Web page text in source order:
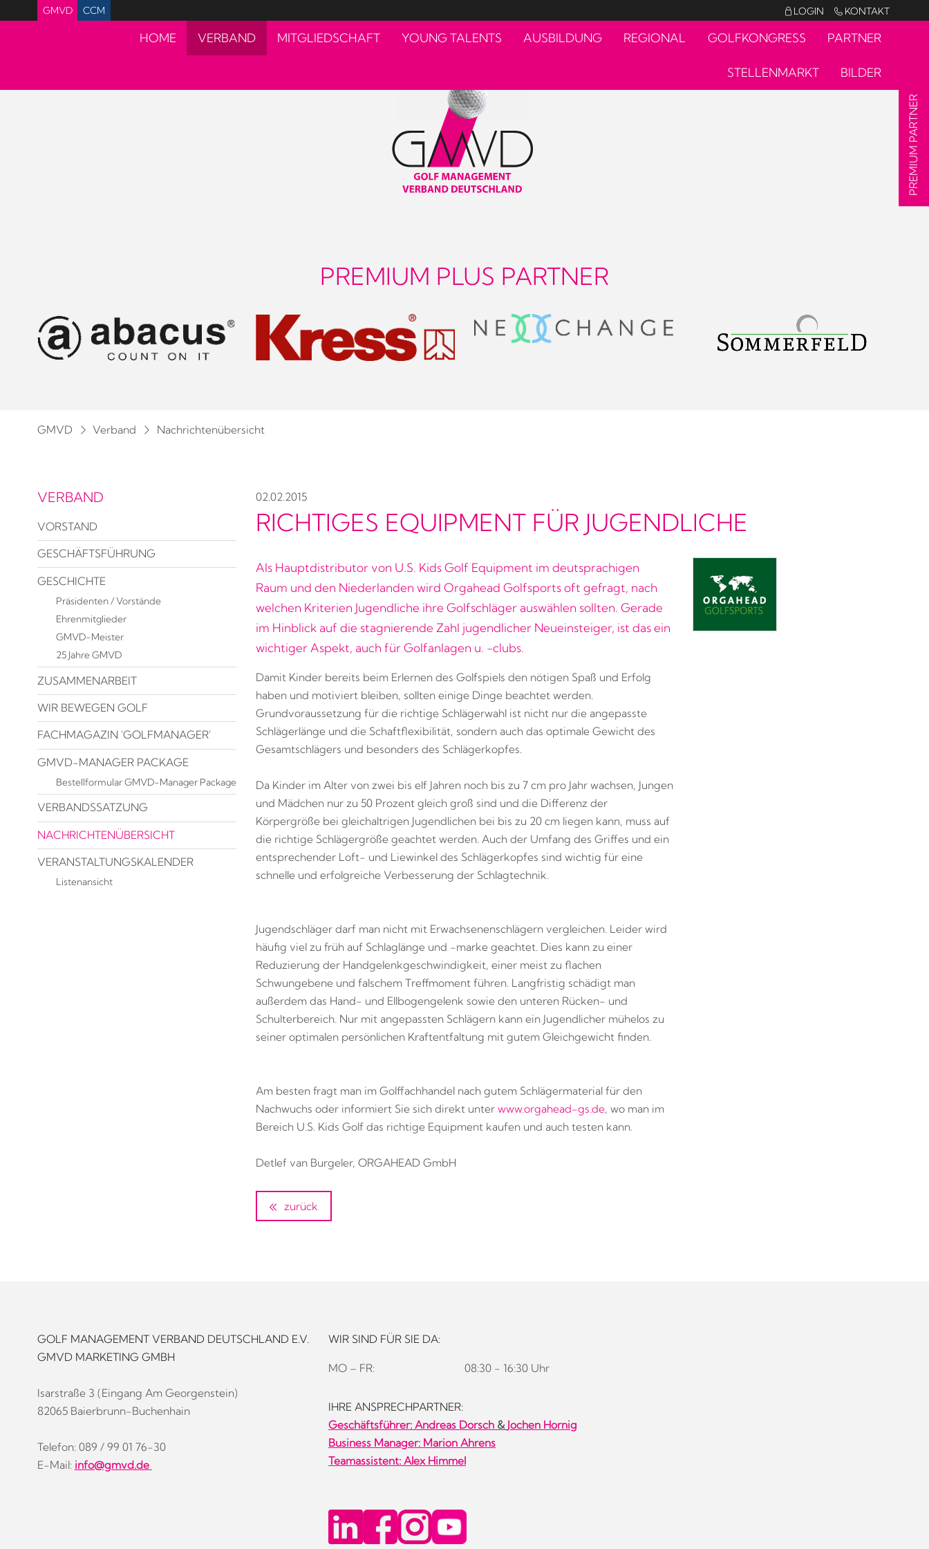
GMVD CCM  LOGIN  KONTAKT
HOME VERBAND MITGLIEDSCHAFT YOUNG TALENTS AUSBILDUNG REGIONAL GOLFKONGRESS PARTNER
STELLENMARKT BILDER
PREMIUM PLUS PARTNER
GMVD Verband Nachrichtenübersicht
02.02.2015
RICHTIGES EQUIPMENT FÜR JUGENDLICHE
Als Hauptdistributor von U.S. Kids Golf Equipment im deutsprachigen
Raum und den Niederlanden wird Orgahead Golfsports oft gefragt, nach
welchen Kriterien Jugendliche ihre Golfschläger auswählen sollten. Gerade
im Hinblick auf die stagnierende Zahl jugendlicher Neueinsteiger, ist das ein
wichtiger Aspekt, auch für Golfanlagen u. -clubs.
Damit Kinder bereits beim Erlernen des Golfspiels den nötigen Spaß und Erfolg
haben und motiviert bleiben, sollten einige Dinge beachtet werden.
Grundvoraussetzung für die richtige Schlägerwahl ist nicht nur die angepasste
Schlägerlänge und die Schaftflexibilität, sondern auch das optimale Gewicht des
Gesamtschlägers und besonders des Schlägerkopfes.
Da Kinder im Alter von zwei bis elf Jahren noch bis zu 7 cm pro Jahr wachsen, Jungen
und Mädchen nur zu 50 Prozent gleich groß sind und die Differenz der
Körpergröße bei gleichaltrigen Jugendlichen bei bis zu 20 cm liegen kann, muss auf
die richtige Schlägergröße geachtet werden. Auch der Umfang des Griffes und ein
entsprechender Loft- und Liewinkel des Schlägerkopfes sind wichtig für eine
schnelle und erfolgreiche Verbesserung der Schlagtechnik.
Jugendschläger darf man nicht mit Erwachsenenschlägern vergleichen. Leider wird
häufig viel zu früh auf Schlaglänge und -marke geachtet. Dies kann zu einer
Reduzierung der Handgelenkgeschwindigkeit, einer meist zu flachen
Schwungebene und falschem Treffmoment führen. Langfristig schädigt man
außerdem das Hand- und Ellbogengelenk sowie den unteren Rücken- und
Schulterbereich. Nur mit angepassten Schlägern kann ein Jugendlicher mühelos zu
seiner optimalen persönlichen Kraftentfaltung mit gutem Gleichgewicht finden.
Am besten fragt man im Golffachhandel nach gutem Schlägermaterial für den
Nachwuchs oder informiert Sie sich direkt unter www.orgahead-gs.de, wo man im
Bereich U.S. Kids Golf das richtige Equipment kaufen und auch testen kann.
Detlef van Burgeler, ORGAHEAD GmbH
zurück
VERBAND
VORSTAND
GESCHÄFTSFÜHRUNG
GESCHICHTE
Präsidenten / Vorstände
Ehrenmitglieder
GMVD-Meister
25 Jahre GMVD
ZUSAMMENARBEIT
WIR BEWEGEN GOLF
FACHMAGAZIN 'GOLFMANAGER'
GMVD-MANAGER PACKAGE
Bestellformular GMVD-Manager Package
VERBANDSSATZUNG
NACHRICHTENÜBERSICHT
VERANSTALTUNGSKALENDER
Listenansicht
PREMIUM PARTNER
GOLF MANAGEMENT VERBAND DEUTSCHLAND E.V.
GMVD MARKETING GMBH
Isarstraße 3 (Eingang Am Georgenstein)
82065 Baierbrunn-Buchenhain
Telefon: 089 / 99 01 76-30
E-Mail: info@gmvd.de
WIR SIND FÜR SIE DA:
MO – FR: 08:30 - 16:30 Uhr
IHRE ANSPRECHPARTNER:
Geschäftsführer: Andreas Dorsch & Jochen Hornig
Business Manager: Marion Ahrens
Teamassistent: Alex Himmel